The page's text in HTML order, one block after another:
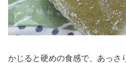
かじると硬めの食感で、あっさ